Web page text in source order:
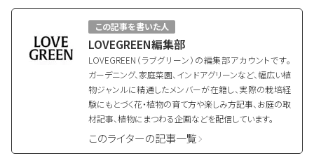
この記事を書いた人
LOVEGREEN編集部
LOVEGREEN（ラブグリーン）の編集部アカウントです。
ガーデニング、家庭菜園、インドアグリーンなど、幅広い植
物ジャンルに精通したメンバーが在籍し、実際の栽培経
験にもとづく花・植物の育て方や楽しみ方記事、お庭の取
材記事、植物にまつわる企画などを配信しています。
このライターの記事一覧